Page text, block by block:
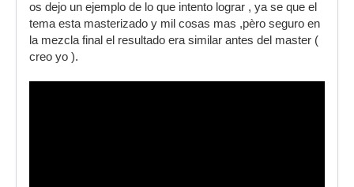
os dejo un ejemplo de lo que intento lograr , ya se que el
tema esta masterizado y mil cosas mas ,pèro seguro en
la mezcla final el resultado era similar antes del master (
creo yo ).